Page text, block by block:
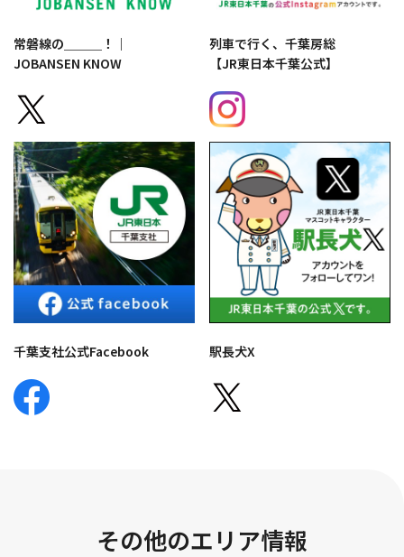
常磐線の＿＿＿！｜
JOBANSEN KNOW
列車で行く、千葉房総
【JR東日本千葉公式】
千葉支社公式Facebook 駅長犬X
その他のエリア情報